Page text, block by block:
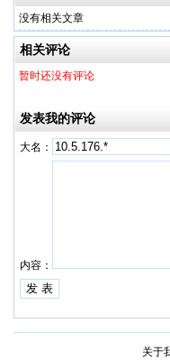
没有相关文章
相关评论
暂时还没有评论
发表我的评论
大名：
内容：
关于